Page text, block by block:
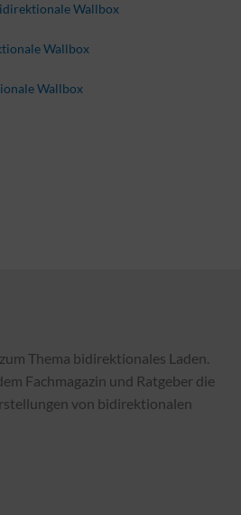
Wallbox
Wallbox
Wallbox
Thema bidirektionales Laden.
Fachmagazin und Ratgeber die
von bidirektionalen